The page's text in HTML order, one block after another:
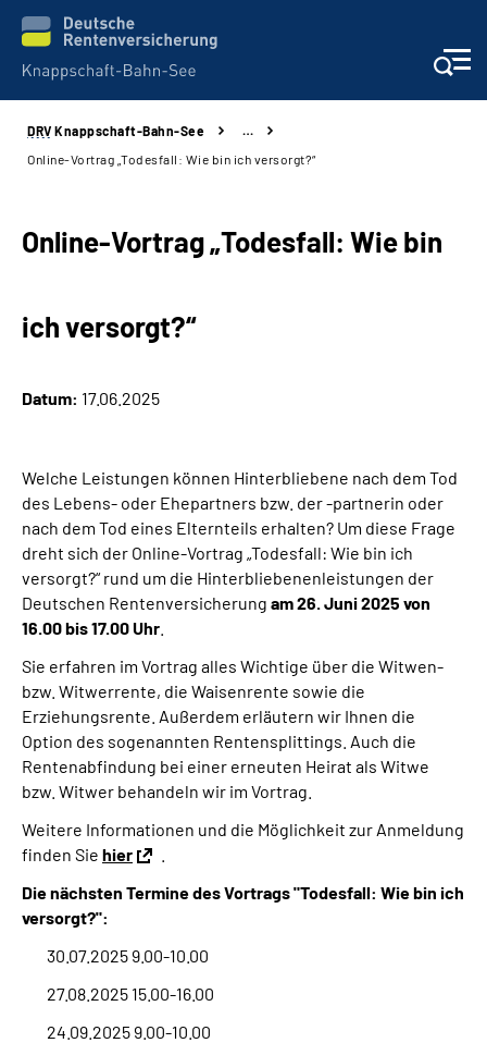
Aktuelles & Presse
KBS exklusiv
Online-Services
Die DRV Knappschaft-Bahn-See in Deutscher
Gebärdensprache
Suche
Mein Kundenportal
DRV Knappschaft-Bahn-See
…
Online-Vortrag „Todesfall: Wie bin ich versorgt?“
Online-Vortrag „Todesfall: Wie bin
ich versorgt?“
Datum: 17.06.2025
Welche Leistungen können Hinterbliebene nach dem Tod
des Lebens- oder Ehepartners bzw. der -partnerin oder
nach dem Tod eines Elternteils erhalten? Um diese Frage
dreht sich der Online-Vortrag „Todesfall: Wie bin ich
versorgt?“ rund um die Hinterbliebenenleistungen der
Deutschen Rentenversicherung am 26. Juni 2025 von
16.00 bis 17.00 Uhr
Sie erfahren im Vortrag alles Wichtige über die Witwen-
bzw. Witwerrente, die Waisenrente sowie die
Erziehungsrente. Außerdem erläutern wir Ihnen die
Option des sogenannten Rentensplittings. Auch die
Rentenabfindung bei einer erneuten Heirat als Witwe
bzw. Witwer behandeln wir im Vortrag.
Weitere Informationen und die Möglichkeit zur Anmeldung
finden Sie hier
Die nächsten Termine des Vortrags "Todesfall: Wie bin ich
versorgt?":
30.07.2025 9.00-10.00
27.08.2025 15.00-16.00
24.09.2025 9.00-10.00